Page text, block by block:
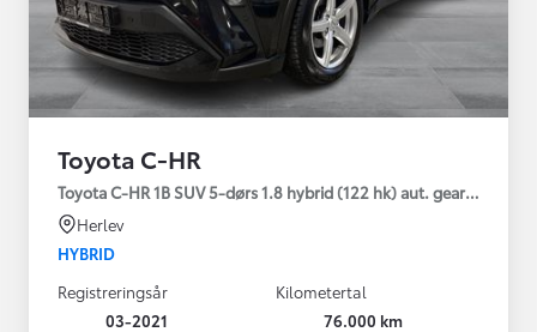
Toyota C-HR
Toyota C-HR 1B SUV 5-dørs 1.8 hybrid (122 hk) aut. gear C-LUB -
Herlev
HYBRID
Registreringsår
03-2021
Kilometertal
76.000 km